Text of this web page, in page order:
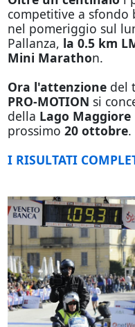
competitive a sfondo
nel pomeriggio sul
Pallanza, la 0.5 km
Mini Marathon.
Ora l'attenzionedel
PRO-MOTION si
della Lago
prossimo 20 ottobre.
I RISULTATI